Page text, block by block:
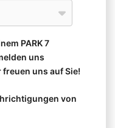
PARK 7
uns
uns auf Sie!
von